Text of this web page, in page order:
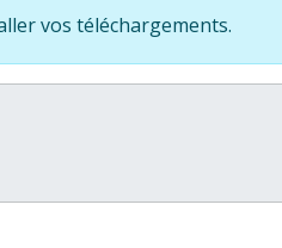
vos téléchargements.